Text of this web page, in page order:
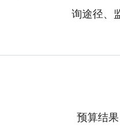
询途径、
预算结